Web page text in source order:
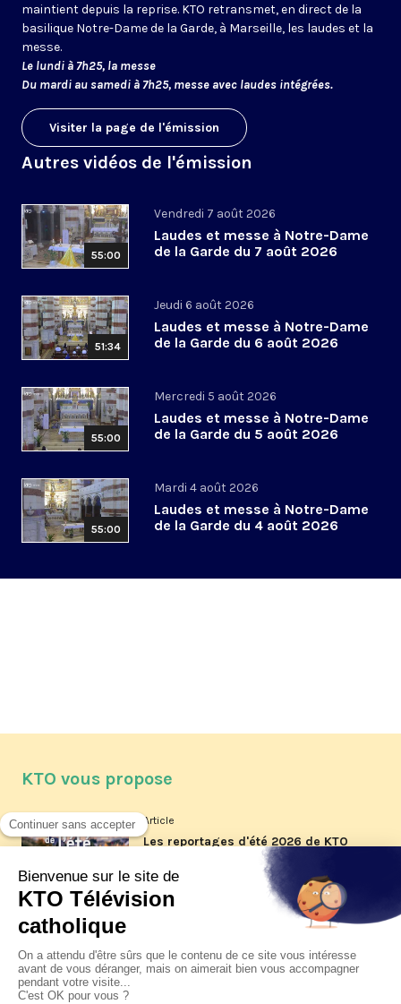
maintient depuis la reprise. KTO retransmet, en direct de la
basilique Notre-Dame de la Garde, à Marseille, les laudes et la
messe.
Le lundi à 7h25, la messe
Du mardi au samedi à 7h25, messe avec laudes intégrées.
Visiter la page de l'émission
Autres vidéos de l'émission
55:00
Vendredi 7 août 2026
Laudes et messe à Notre-Dame
de la Garde du 7 août 2026
51:34
Jeudi 6 août 2026
Laudes et messe à Notre-Dame
de la Garde du 6 août 2026
55:00
Mercredi 5 août 2026
Laudes et messe à Notre-Dame
de la Garde du 5 août 2026
55:00
Mardi 4 août 2026
Laudes et messe à Notre-Dame
de la Garde du 4 août 2026
KTO vous propose
Article
Les reportages d'été 2026 de KTO
Article
La visite pastorale du pape Léon
jeudi 6 août